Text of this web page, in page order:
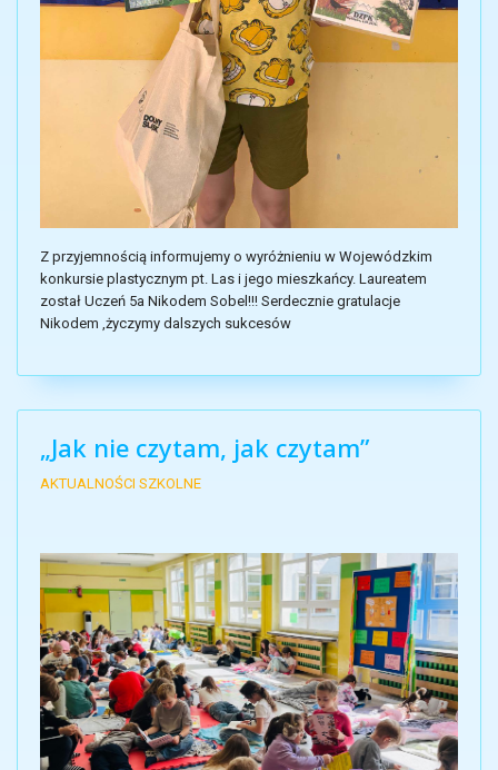
Z przyjemnością informujemy o wyróżnieniu w Wojewódzkim
konkursie plastycznym pt. Las i jego mieszkańcy. Laureatem
został Uczeń 5a Nikodem Sobel!!! Serdecznie gratulacje
Nikodem ,życzymy dalszych sukcesów
„Jak nie czytam, jak czytam”
AKTUALNOŚCI SZKOLNE